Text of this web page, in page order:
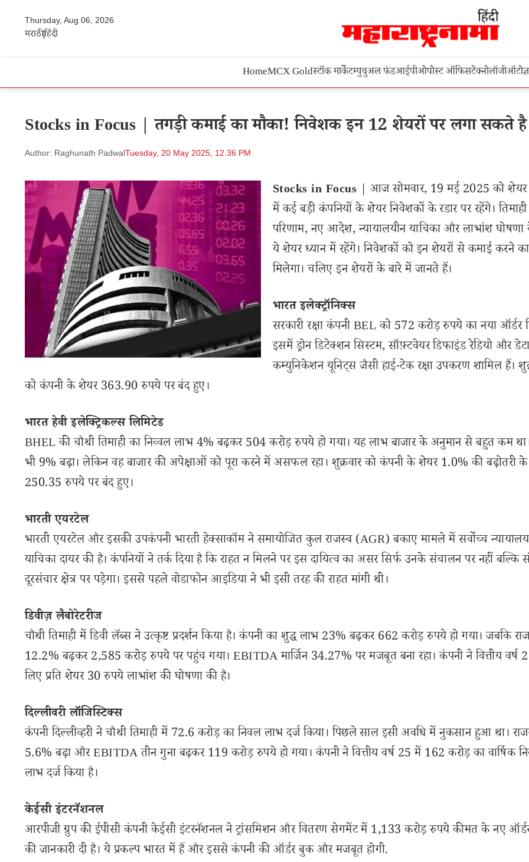
Thursday, Aug 06, 2026
मराठीहिंदी
HomeMCX Goldस्टॉक मार्केटम्युचुअल फंडआईपीओपोस्ट ऑफिसटेक्नोलॉजीऑटो
Stocks in Focus | तगड़ी कमाई का मौका! निवेशक इन 12 शेयरों पर लगा सकते है
Author: Raghunath PadwalTuesday, 20 May 2025, 12.36 PM
Stocks in Focus | आज सोमवार, 19 मई 2025 को शेयर
में कई बड़ी कंपनियों के शेयर निवेशकों के रडार पर रहेंगे। तिमाही
परिणाम, नए आदेश, न्यायालयीन याचिका और लाभांश
ये शेयर ध्यान में रहेंगे। निवेशकों को इन शेयरों से कमाई करने
मिलेगा। चलिए इन शेयरों के बारे में जानते हैं।
भारत इलेक्ट्रॉनिक्स
सरकारी रक्षा कंपनी BEL को 572 करोड़ रुपये का नया ऑर्डर
इसमें ड्रोन डिटेक्शन सिस्टम, सॉफ़्टवेयर डिफाइंड रेडियो और
कम्युनिकेशन यूनिट्स जैसी हाई-टेक रक्षा उपकरण शामिल हैं।
को कंपनी के शेयर 363.90 रुपये पर बंद हुए।
भारत हेवी इलेक्ट्रिकल्स लिमिटेड
BHEL की चौथी तिमाही का निव्वल लाभ 4% बढ़कर 504 करोड़ रुपये हो गया। यह लाभ बाजार के अनुमान से बहुत कम
भी 9% बढ़ा। लेकिन वह बाजार की अपेक्षाओं को पूरा करने में असफल रहा। शुक्रवार को कंपनी के शेयर 1.0% की बढ़ोतरी
250.35 रुपये पर बंद हुए।
भारती एयरटेल
भारती एयरटेल और इसकी उपकंपनी भारती हेक्साकॉम ने समायोजित कुल राजस्व (AGR) बकाए मामले में सर्वोच्च
याचिका दायर की है। कंपनियों ने तर्क दिया है कि राहत न मिलने पर इस दायित्व का असर सिर्फ उनके संचालन पर नहीं बल्कि
दूरसंचार क्षेत्र पर पड़ेगा। इससे पहले वोडाफोन आइडिया ने भी इसी तरह की राहत मांगी थी।
डिवीज़ लैबोरेटरीज
चौथी तिमाही में डिवी लॅब्स ने उत्कृष्ट प्रदर्शन किया है। कंपनी का शुद्ध लाभ 23% बढ़कर 662 करोड़ रुपये हो गया। जबकि
12.2% बढ़कर 2,585 करोड़ रुपये पर पहुंच गया। EBITDA मार्जिन 34.27% पर मजबूत बना रहा। कंपनी ने वित्तीय वर्ष
लिए प्रति शेयर 30 रुपये लाभांश की घोषणा की है।
दिल्लीवरी लॉजिस्टिक्स
कंपनी दिल्लीव्हरी ने चौथी तिमाही में 72.6 करोड़ का निवल लाभ दर्ज किया। पिछले साल इसी अवधि में नुकसान हुआ था।
5.6% बढ़ा और EBITDA तीन गुना बढ़कर 119 करोड़ रुपये हो गया। कंपनी ने वित्तीय वर्ष 25 में 162 करोड़ का वार्षिक
लाभ दर्ज किया है।
केईसी इंटरनॅशनल
आरपीजी ग्रुप की ईपीसी कंपनी केईसी इंटरनॅशनल ने ट्रांसमिशन और वितरण सेगमेंट में 1,133 करोड़ रुपये कीमत के नए
की जानकारी दी है। ये प्रकल्प भारत में हैं और इससे कंपनी की ऑर्डर बुक और मजबूत होगी.